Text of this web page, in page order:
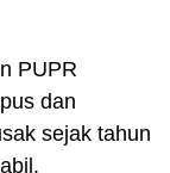
PUPR
dan
sejak tahun